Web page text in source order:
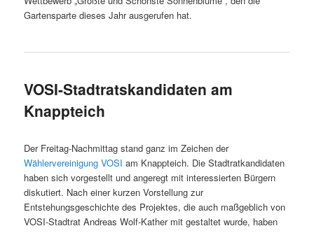
Gartensparte dieses Jahr ausgerufen hat.
VOSI-Stadtratskandidaten am
Knappteich
Der Freitag-Nachmittag stand ganz im Zeichen der
Wählervereinigung VOSI am Knappteich. Die Stadtratkandidaten
haben sich vorgestellt und angeregt mit interessierten Bürgern
diskutiert. Nach einer kurzen Vorstellung zur
Entstehungsgeschichte des Projektes, die auch maßgeblich von
VOSI-Stadtrat Andreas Wolf-Kather mit gestaltet wurde, haben